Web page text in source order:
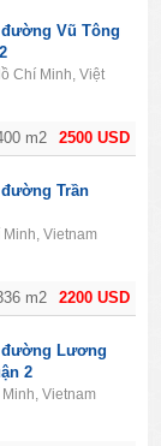
2500 USD
m2
Vũ Tông
Chí Minh, Việt
2200 USD
m2
Trần
Vietnam
đường Lương
2
Vietnam